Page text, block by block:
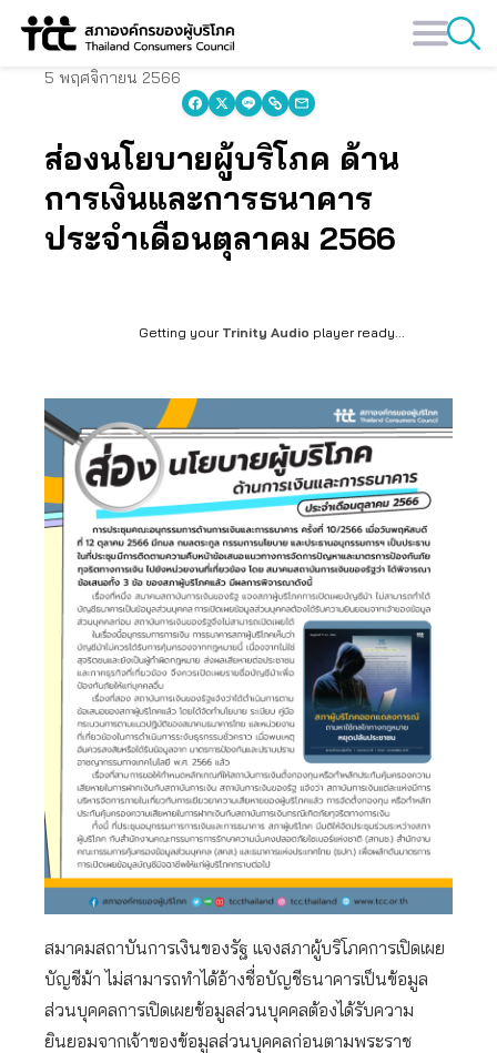
Skip
5 พฤศจิกายน 2566
ส่องนโยบายผู้บริโภค ด้าน
การเงินและการธนาคาร
ประจำเดือนตุลาคม 2566
Getting your Trinity Audio player ready...
สมาคมสถาบันการเงินของรัฐ แจงสภาผู้บริโภคการเปิดเผย
บัญชีม้า ไม่สามารถทำได้อ้างชื่อบัญชีธนาคารเป็นข้อมูล
ส่วนบุคคลการเปิดเผยข้อมูลส่วนบุคคลต้องได้รับความ
ยินยอมจากเจ้าของข้อมูลส่วนบุคคลก่อนตามพระราช